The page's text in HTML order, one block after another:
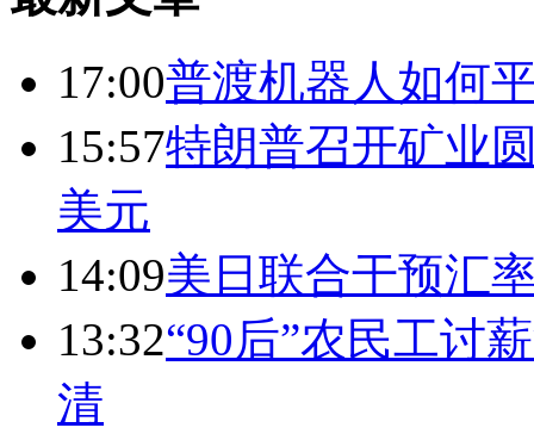
17:00普渡机器人如何
15:57特朗普召开矿业
美元
14:09美日联合干预汇
13:32“90后”农民工讨
清